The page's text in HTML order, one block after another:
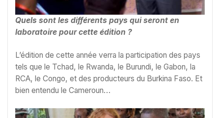
Quels sont les différents pays qui seront en
laboratoire pour cette édition ?
L’édition de cette année verra la participation des pays
tels que le Tchad, le Rwanda, le Burundi, le Gabon, la
RCA, le Congo, et des producteurs du Burkina Faso. Et
bien entendu le Cameroun…